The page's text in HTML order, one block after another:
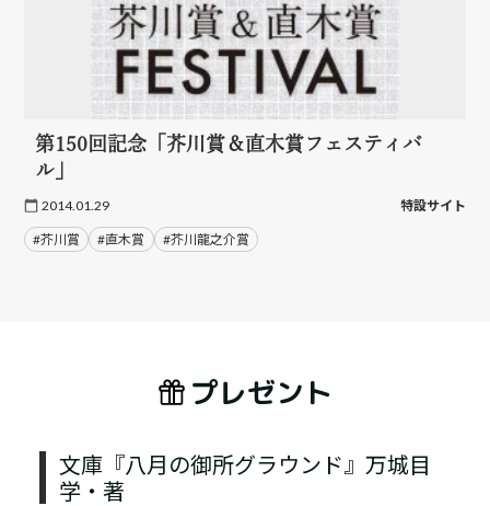
第150回記念「芥川賞＆直木賞フェスティバ
ル」
2014.01.29 特設サイト
#芥川賞 #直木賞 #芥川龍之介賞
プレゼント
文庫『八月の御所グラウンド』万城目
学・著